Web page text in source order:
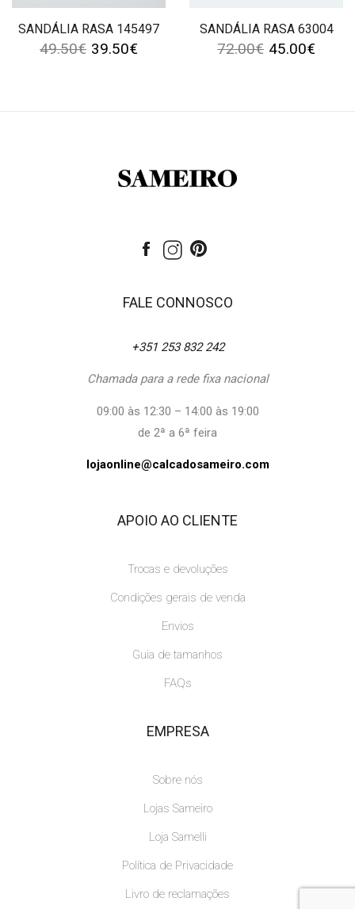
SANDÁLIA RASA 145497
49.50€ 39.50€
SANDÁLIA RASA 63004
72.00€ 45.00€
FALE CONNOSCO
+351 253 832 242
Chamada para a rede fixa nacional
09:00 às 12:30 – 14:00 às 19:00
de 2ª a 6ª feira
lojaonline@calcadosameiro.com
APOIO AO CLIENTE
Trocas e devoluções
Condições gerais de venda
Envios
Guia de tamanhos
FAQs
EMPRESA
Sobre nós
Lojas Sameiro
Loja Samelli
Política de Privacidade
Livro de reclamações